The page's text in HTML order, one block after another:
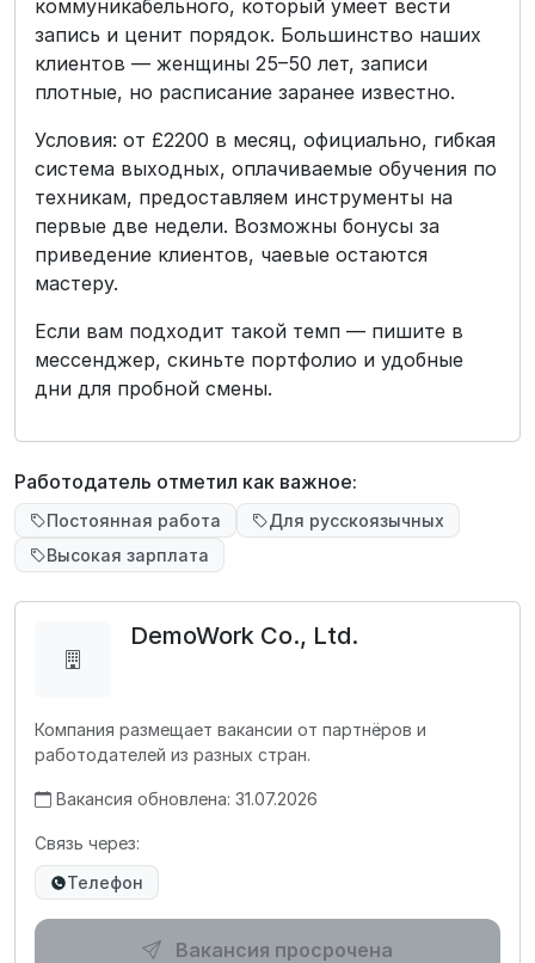
коммуникабельного, который умеет вести
запись и ценит порядок. Большинство наших
клиентов — женщины 25–50 лет, записи
плотные, но расписание заранее известно.
Условия: от £2200 в месяц, официально, гибкая
система выходных, оплачиваемые обучения по
техникам, предоставляем инструменты на
первые две недели. Возможны бонусы за
приведение клиентов, чаевые остаются
мастеру.
Если вам подходит такой темп — пишите в
мессенджер, скиньте портфолио и удобные
дни для пробной смены.
Работодатель отметил как важное:
Постоянная работа
Для русскоязычных
Высокая зарплата
DemoWork Co., Ltd.
Компания размещает вакансии от партнёров и
работодателей из разных стран.
Вакансия обновлена: 31.07.2026
Связь через:
Телефон
Вакансия просрочена